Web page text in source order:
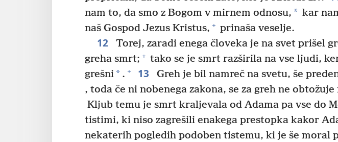
nam to, da smo z Bogom v mirnem odnosu, * kar
naš Gospod Jezus Kristus, + prinaša veselje.
12
Torej, zaradi enega človeka je na svet prišel
greha smrt; + tako se je smrt razširila na vse ljudi,
grešni* . + 13 Greh je bil namreč na svetu, še
, toda če ni nobenega zakona, se za greh ne
Kljub temu je smrt kraljevala od Adama pa vse do
tistimi, ki niso zagrešili enakega prestopka kakor
nekaterih pogledih podoben tistemu, ki je še moral